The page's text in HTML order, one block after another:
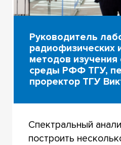
Руководитель
радиофизических
методов
среды РФФ ТГУ,
проректор ТГУ
Спектральный
построить